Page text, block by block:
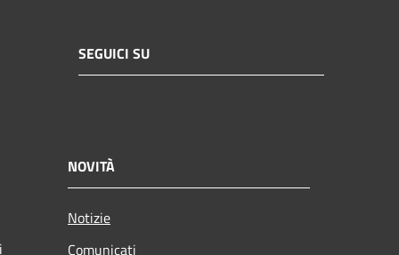
SEGUICI SU
NOVITÀ
Notizie
Comunicati